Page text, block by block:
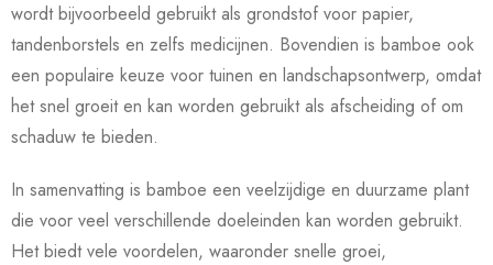
wordt bijvoorbeeld gebruikt als grondstof voor papier,
tandenborstels en zelfs medicijnen. Bovendien is bamboe ook
een populaire keuze voor tuinen en landschapsontwerp, omdat
het snel groeit en kan worden gebruikt als afscheiding of om
schaduw te bieden.
In samenvatting is bamboe een veelzijdige en duurzame plant
die voor veel verschillende doeleinden kan worden gebruikt.
Het biedt vele voordelen, waaronder snelle groei,